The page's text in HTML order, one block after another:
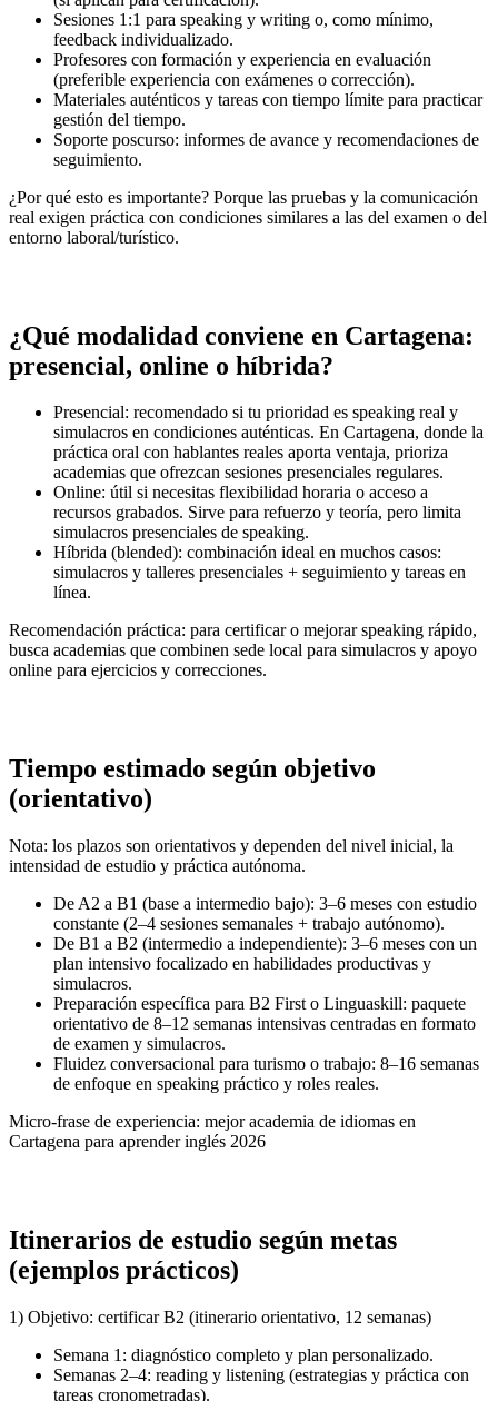
Sesiones 1:1 para speaking y writing o, como mínimo,
feedback individualizado.
Profesores con formación y experiencia en evaluación
(preferible experiencia con exámenes o corrección).
Materiales auténticos y tareas con tiempo límite para practicar
gestión del tiempo.
Soporte poscurso: informes de avance y recomendaciones de
seguimiento.
¿Por qué esto es importante? Porque las pruebas y la comunicación
real exigen práctica con condiciones similares a las del examen o del
entorno laboral/turístico.
¿Qué modalidad conviene en Cartagena:
presencial, online o híbrida?
Presencial: recomendado si tu prioridad es speaking real y
simulacros en condiciones auténticas. En Cartagena, donde la
práctica oral con hablantes reales aporta ventaja, prioriza
academias que ofrezcan sesiones presenciales regulares.
Online: útil si necesitas flexibilidad horaria o acceso a
recursos grabados. Sirve para refuerzo y teoría, pero limita
simulacros presenciales de speaking.
Híbrida (blended): combinación ideal en muchos casos:
simulacros y talleres presenciales + seguimiento y tareas en
línea.
Recomendación práctica: para certificar o mejorar speaking rápido,
busca academias que combinen sede local para simulacros y apoyo
online para ejercicios y correcciones.
Tiempo estimado según objetivo
(orientativo)
Nota: los plazos son orientativos y dependen del nivel inicial, la
intensidad de estudio y práctica autónoma.
De A2 a B1 (base a intermedio bajo): 3–6 meses con estudio
constante (2–4 sesiones semanales + trabajo autónomo).
De B1 a B2 (intermedio a independiente): 3–6 meses con un
plan intensivo focalizado en habilidades productivas y
simulacros.
Preparación específica para B2 First o Linguaskill: paquete
orientativo de 8–12 semanas intensivas centradas en formato
de examen y simulacros.
Fluidez conversacional para turismo o trabajo: 8–16 semanas
de enfoque en speaking práctico y roles reales.
Micro-frase de experiencia: mejor academia de idiomas en
Cartagena para aprender inglés 2026
Itinerarios de estudio según metas
(ejemplos prácticos)
1) Objetivo: certificar B2 (itinerario orientativo, 12 semanas)
Semana 1: diagnóstico completo y plan personalizado.
Semanas 2–4: reading y listening (estrategias y práctica con
tareas cronometradas).